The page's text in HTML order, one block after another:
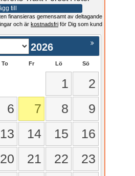
till
finansieras gemensamt av deltagande
och är kostnadsfri för Dig som kund
2026
To Fr Lö Sö
1
2
6 7 8
9
13 14 15
16
20 21 22
23